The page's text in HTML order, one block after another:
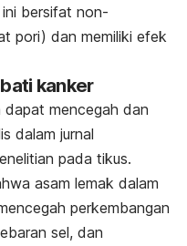
bersifat non-
pori) dan memiliki efek
kanker
dapat mencegah dan
dalam jurnal
pada tikus.
asam lemak dalam
perkembangan
sel, dan